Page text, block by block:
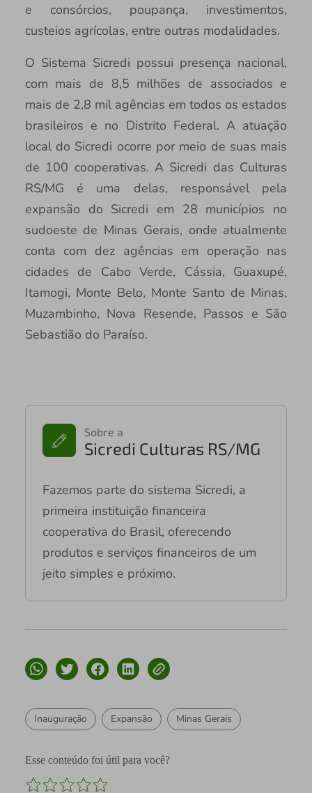
e consórcios, poupança, investimentos,
custeios agrícolas, entre outras modalidades.
O Sistema Sicredi possui presença nacional,
com mais de 8,5 milhões de associados e
mais de 2,8 mil agências em todos os estados
brasileiros e no Distrito Federal. A atuação
local do Sicredi ocorre por meio de suas mais
de 100 cooperativas. A Sicredi das Culturas
RS/MG é uma delas, responsável pela
expansão do Sicredi em 28 municípios no
sudoeste de Minas Gerais, onde atualmente
conta com dez agências em operação nas
cidades de Cabo Verde, Cássia, Guaxupé,
Itamogi, Monte Belo, Monte Santo de Minas,
Muzambinho, Nova Resende, Passos e São
Sebastião do Paraíso.
Sobre a
Sicredi Culturas RS/MG
Fazemos parte do sistema Sicredi, a
primeira instituição financeira
cooperativa do Brasil, oferecendo
produtos e serviços financeiros de um
jeito simples e próximo.
Inauguração Expansão Minas Gerais
Esse conteúdo foi útil para você?